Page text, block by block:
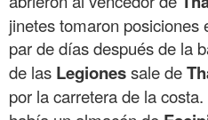
jinetes tomaron posiciones
par de días después de la
de las Legionessale de
por la carretera de la